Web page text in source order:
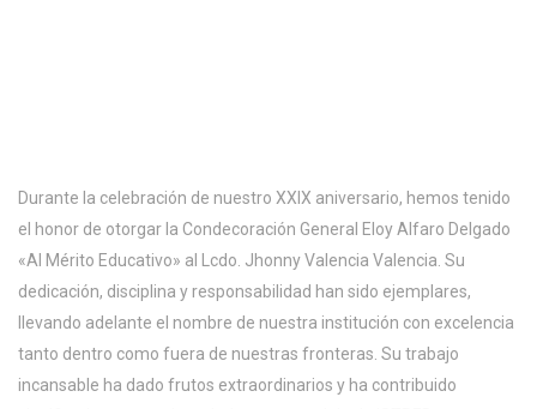
Durante la celebración de nuestro XXIX aniversario, hemos tenido
el honor de otorgar la Condecoración General Eloy Alfaro Delgado
«Al Mérito Educativo» al Lcdo. Jhonny Valencia Valencia. Su
dedicación, disciplina y responsabilidad han sido ejemplares,
llevando adelante el nombre de nuestra institución con excelencia
tanto dentro como fuera de nuestras fronteras. Su trabajo
incansable ha dado frutos extraordinarios y ha contribuido